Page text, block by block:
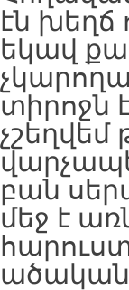
էն խեղճ
եկավ
տիրոջն
բան
մեջ է